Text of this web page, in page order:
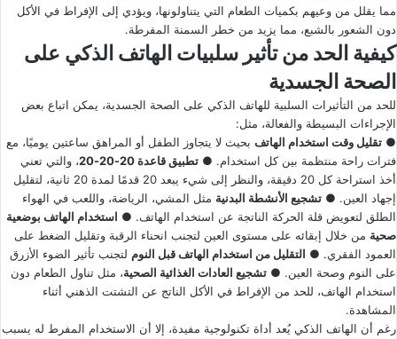
مما يقلل من وعيهم بكميات الطعام التي يتناولونها، ويؤدي إلى الإفراط في الأكل
دون الشعور بالشبع، مما يزيد من خطر السمنة المفرطة.
كيفية الحد من تأثير سلبيات الهاتف الذكي على
الصحة الجسدية
للحد من التأثيرات السلبية للهاتف الذكي على الصحة الجسدية، يمكن اتباع بعض
الإجراءات البسيطة والفعالة، مثل:
● تقليل وقت استخدام الهاتف بحيث لا يتجاوز الطفل أو المراهق ساعتين يوميًا، مع
فترات راحة منتظمة بين كل استخدام. ● تطبيق قاعدة 20-20-20
، والتي تعني
أخذ استراحة كل 20 دقيقة، والنظر إلى شيء يبعد 20 قدمًا لمدة 20 ثانية، لتقليل
إجهاد العين. ● تشجيع الأنشطة البدنية مثل المشي، الرياضة، واللعب في الهواء
الطلق لتعويض قلة الحركة الناتجة عن استخدام الهاتف. ● استخدام الهاتف بوضعية
صحية من خلال إبقائه على مستوى العين لتجنب انحناء الرقبة وتقليل الضغط على
العمود الفقري. ● التقليل من استخدام الهاتف قبل النوم لتجنب تأثير الضوء الأزرق
على النوم وصحة العين. ● تشجيع العادات الغذائية الصحية، مثل تناول الطعام دون
استخدام الهاتف، للحد من الإفراط في الأكل الناتج عن التشتت الذهني أثناء
المشاهدة.
رغم أن الهاتف الذكي يُعد أداة تكنولوجية مفيدة، إلا أن الاستخدام المفرط له يسبب